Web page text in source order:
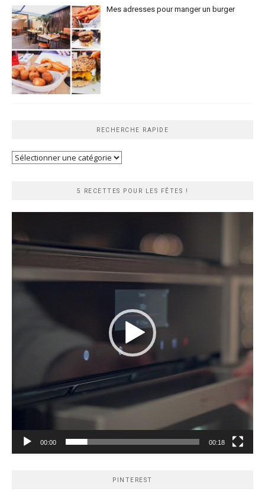
Mes adresses pour manger un burger
RECHERCHE RAPIDE
Recherche
5 RECETTES POUR LES FÊTES !
00:00 00:18
PINTEREST